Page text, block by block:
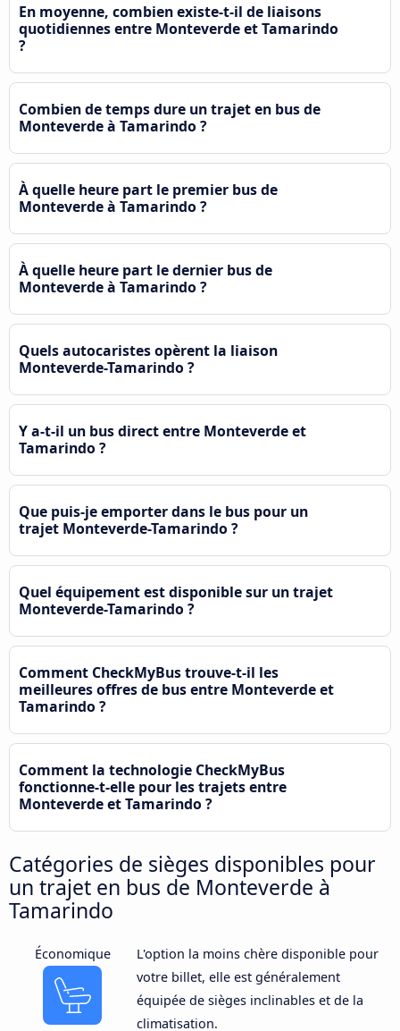
En moyenne, combien existe-t-il de liaisons
quotidiennes entre Monteverde et Tamarindo
?
Combien de temps dure un trajet en bus de
Monteverde à Tamarindo ?
À quelle heure part le premier bus de
Monteverde à Tamarindo ?
À quelle heure part le dernier bus de
Monteverde à Tamarindo ?
Quels autocaristes opèrent la liaison
Monteverde-Tamarindo ?
Y a-t-il un bus direct entre Monteverde et
Tamarindo ?
Que puis-je emporter dans le bus pour un
trajet Monteverde-Tamarindo ?
Quel équipement est disponible sur un trajet
Monteverde-Tamarindo ?
Comment CheckMyBus trouve-t-il les
meilleures offres de bus entre Monteverde et
Tamarindo ?
Comment la technologie CheckMyBus
fonctionne-t-elle pour les trajets entre
Monteverde et Tamarindo ?
Catégories de sièges disponibles pour
un trajet en bus de Monteverde à
Tamarindo
Économique
L'option la moins chère disponible pour
votre billet, elle est généralement
équipée de sièges inclinables et de la
climatisation.